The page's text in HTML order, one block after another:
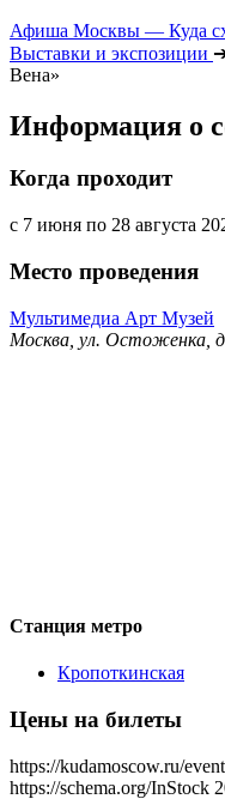
Афиша Москвы — Куда
Выставки и экспозиции
Вена»
Информация о
Когда проходит
с 7 июня по 28 августа
Место проведения
Мультимедиа Арт Музей
Москва, ул. Остоженка,
Станция метро
Кропоткинская
Цены на билеты
https://kudamoscow.ru/
https://schema.org/InStock